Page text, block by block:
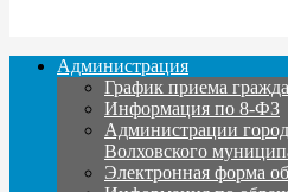
Администрация
График приема
Информация по 8-ФЗ
Администрации
Волховского
Электронная форма